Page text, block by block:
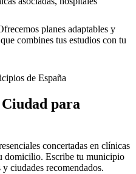
planes adaptables y
combines tus estudios con tu
de España
Ciudad para
concertadas en clínicas
domicilio. Escribe tu municipio
ciudades recomendados.